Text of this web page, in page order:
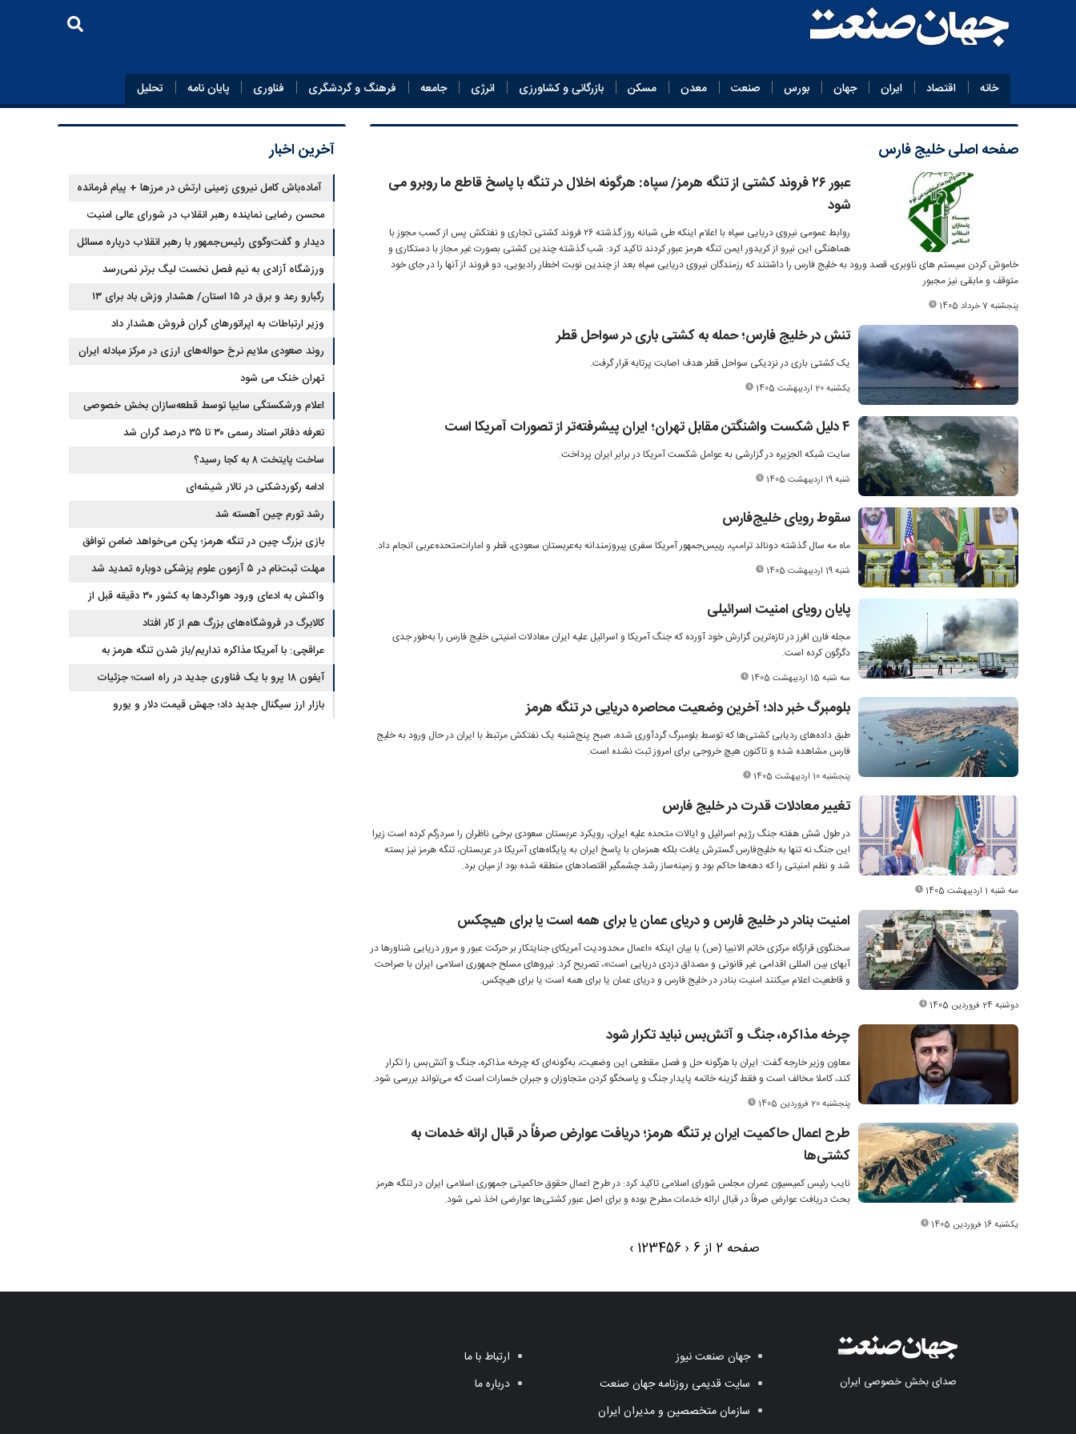
خانه اقتصاد ایران جهان بورس صنعت معدن مسکن بازرگانی و کشاورزی انرژی جامعه فرهنگ و گردشگری فناوری پایان‌ نامه تحلیل
صفحه اصلیخلیج فارس
عبور ۲۶ فروند کشتی از تنگه هرمز/ سپاه: هرگونه اخلال در تنگه با پاسخ قاطع ما روبرو می
شود
روابط عمومی نیروی دریایی سپاه با اعلام اینکه طی شبانه روز گذشته ۲۶ فروند کشتی تجاری و نفتکش پس از کسب مجوز با
هماهنگی این نیرو از کریدور ایمن تنگه هرمز عبور کردند تاکید کرد: شب گذشته چندین کشتی بصورت غیر مجاز با دستکاری و
خاموش کردن سیستم های ناوبری، قصد ورود به خلیج فارس را داشتند که رزمندگان نیروی دریایی سپاه بعد از چندین نوبت اخطار رادیویی، دو فروند از آنها را در جای خود
متوقف و مابقی نیز مجبور
پنجشنبه 7 خرداد 1405
تنش در خلیج فارس؛ حمله به کشتی باری در سواحل قطر
یک کشتی باری در نزدیکی سواحل قطر هدف اصابت پرتابه‌ قرار گرفت.
یکشنبه 20 اردیبهشت 1405
۴ دلیل شکست واشنگتن مقابل تهران؛ ایران پیشرفته‌تر از تصورات آمریکا است
سایت شبکه الجزیره در گزارشی به عوامل شکست آمریکا در برابر ایران پرداخت.
شنبه 19 اردیبهشت 1405
سقوط رویای خلیج‌فارس
ماه مه سال گذشته دونالد ترامپ، رییس‌جمهور آمریکا سفری پیروزمندانه به‌عربستان سعودی، قطر و امارات‌متحده‌عربی انجام داد.
شنبه 19 اردیبهشت 1405
پایان رویای امنیت اسرائیلی
مجله فارن افرز در تازه‌ترین گزارش خود آورده که جنگ آمریکا و اسرائیل علیه ایران معادلات امنیتی خلیج فارس را به‌طور جدی
دگرگون کرده است.
سه شنبه 15 اردیبهشت 1405
بلومبرگ خبر داد؛ آخرین وضعیت محاصره دریایی در تنگه هرمز
طبق داده‌های ردیابی کشتی‌ها که توسط بلومبرگ گردآوری شده، صبح پنج‌شنبه یک نفتکش مرتبط با ایران در حال ورود به خلیج
فارس مشاهده شده و تاکنون هیچ خروجی برای امروز ثبت نشده است.
پنجشنبه 10 اردیبهشت 1405
تغییر معادلات قدرت در خلیج فارس
در طول شش هفته جنگ رژیم اسرائیل و ایالات متحده علیه ایران، رویکرد عربستان سعودی برخی ناظران را سردرگم کرده است زیرا
این جنگ نه تنها به خلیج‌فارس گسترش یافت بلکه همزمان با پاسخ ایران به پایگاه‌های آمریکا در عربستان، تنگه هرمز نیز بسته
شد و نظم امنیتی را که دهه‌ها حاکم بود و زمینه‌ساز رشد چشمگیر اقتصادهای منطقه شده بود از میان برد.
سه شنبه 1 اردیبهشت 1405
امنیت بنادر در خلیج فارس و دریای عمان یا برای همه است یا برای هیچکس
سخنگوی قرارگاه مرکزی خاتم الانبیا (ص) با بیان اینکه «اعمال محدودیت آمریکای جنایتکار بر حرکت عبور و مرور دریایی شناورها در
آبهای بین المللی اقدامی غیر قانونی و مصداق دزدی دریایی است»، تصریح کرد: نیروهای مسلح جمهوری اسلامی ایران با صراحت
و قاطعیت اعلام میکنند امنیت بنادر در خلیج فارس و دریای عمان یا برای همه است یا برای هیچکس.
دوشنبه 24 فروردین 1405
چرخه مذاکره، جنگ و آتش‌بس نباید تکرار شود
معاون وزیر خارجه گفت: ایران با هرگونه حل و فصل مقطعی این وضعیت، به‌گونه‌ای که چرخه مذاکره، جنگ و آتش‌بس را تکرار
کند، کاملا مخالف است و فقط گزینه خاتمه پایدار جنگ و پاسخگو کردن متجاوزان و جبران خسارات است که می‌تواند بررسی شود.
پنجشنبه 20 فروردین 1405
طرح اعمال حاکمیت ایران بر تنگه هرمز؛ دریافت عوارض صرفاً در قبال ارائه خدمات به
کشتی‌ها
نایب رئیس کمیسیون عمران مجلس شورای اسلامی تاکید کرد: در طرح اعمال حقوق حاکمیتی جمهوری اسلامی ایران در ‎تنگه هرمز
بحث دریافت عوارض صرفاً در قبال ارائه خدمات مطرح بوده و برای اصل عبور کشتی‌ها عوارضی اخذ نمی شود.
یکشنبه 16 فروردین 1405
صفحه 2 از 6 ‹
123456
›
آخرین اخبار
آماده‌باش کامل نیروی زمینی ارتش در مرزها + پیام فرمانده
نیروی زمینی ارتش
محسن رضایی نماینده رهبر انقلاب در شورای عالی امنیت
ملی شد
دیدار و گفت‌وگوی رئیس‌جمهور با رهبر انقلاب درباره مسائل
اقتصادی و نظامی کشور
ورزشگاه آزادی به نیم فصل نخست لیگ برتر نمی‌رسد
رگبارو رعد و برق در ۱۵ استان/ هشدار وزش باد برای ۱۳
استان‌
وزیر ارتباطات به اپراتورهای گران فروش هشدار داد
روند صعودی ملایم نرخ حواله‌های ارزی در مرکز مبادله ایران
تهران خنک می شود
اعلام ورشکستگی سایپا توسط قطعه‌سازان بخش خصوصی
تعرفه دفاتر اسناد رسمی ۳۰ تا ۳۵ درصد گران شد
ساخت پایتخت ۸ به کجا رسید؟
ادامه رکوردشکنی در تالار شیشه‌ای
رشد تورم چین آهسته شد
بازی بزرگ چین در تنگه هرمز؛ پکن می‌خواهد ضامن توافق
ایران و آمریکا شود
مهلت ثبت‌نام در ۵ آزمون علوم پزشکی دوباره تمدید شد
واکنش به ادعای ورود هواگردها به کشور ۳۰ دقیقه قبل از
حمله به بیت رهبری
کالابرگ در فروشگاه‌های بزرگ هم از کار افتاد
عراقچی: با آمریکا مذاکره نداریم/باز شدن تنگه هرمز به
شرایطی غیر از تفاهم با عمان مرتبط است
آیفون ۱۸ پرو با یک فناوری جدید در راه است؛ جزئیات
گوشی جنجالی اپل
بازار ارز سیگنال جدید داد؛ جهش قیمت دلار و یورو
صدای بخش خصوصی ایران
جهان صنعت نیوز
سایت قدیمی روزنامه جهان صنعت
سازمان متخصصین و مدیران ایران
ارتباط با ما
درباره ما